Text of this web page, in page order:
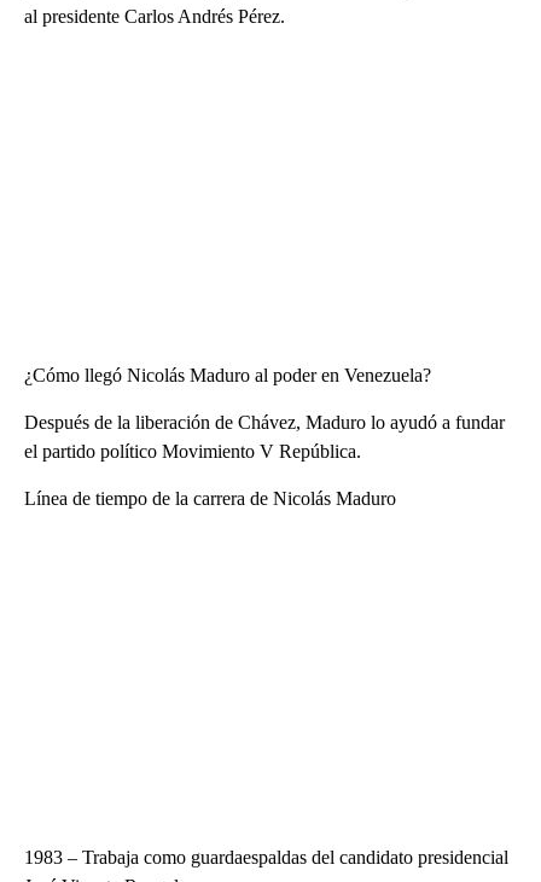
al presidente Carlos Andrés Pérez.
¿Cómo llegó Nicolás Maduro al poder en Venezuela?
Después de la liberación de Chávez, Maduro lo ayudó a fundar
el partido político Movimiento V República.
Línea de tiempo de la carrera de Nicolás Maduro
1983 – Trabaja como guardaespaldas del candidato presidencial